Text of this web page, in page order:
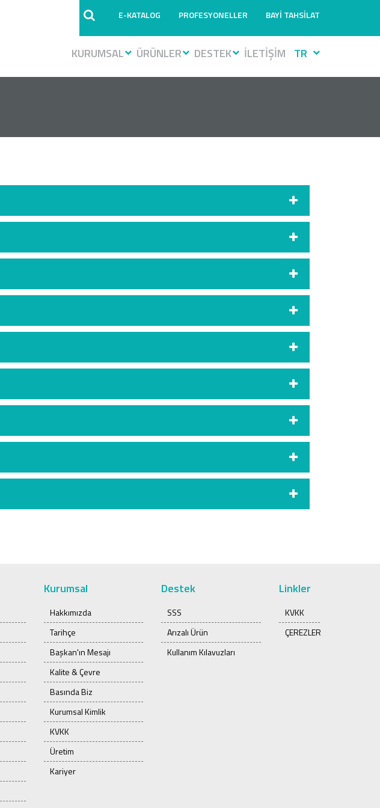
E-KATALOG PROFESYONELLER BAYİ TAHSİLAT
KURUMSAL ÜRÜNLER DESTEK İLETİŞİM TR
Kurumsal
Hakkımızda
Tarihçe
Başkan'ın Mesajı
Kalite & Çevre
Basında Biz
Kurumsal Kimlik
KVKK
Üretim
Kariyer
Destek
SSS
Arızalı Ürün
Kullanım Kılavuzları
Linkler
KVKK
ÇEREZLER